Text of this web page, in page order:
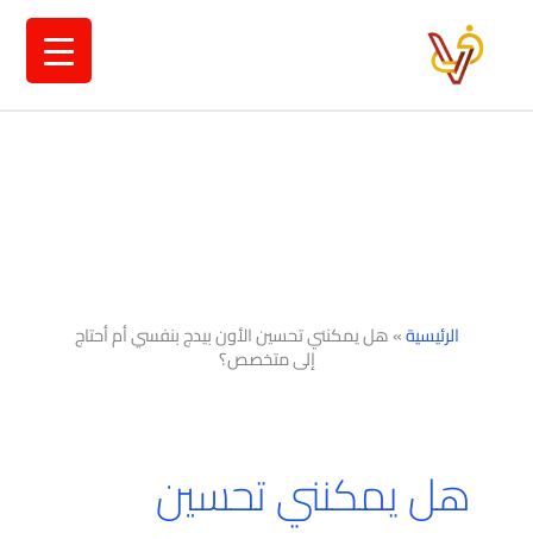
الرئيسية»هل يمكنني تحسين الأون بيدج بنفسي أم أحتاج
إلى متخصص؟
هل يمكنني تحسين